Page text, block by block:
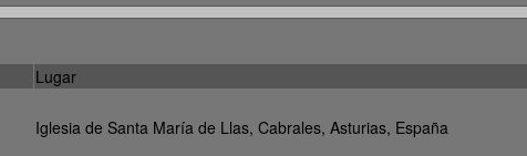
Lugar
Iglesia de Santa María de Llas, Cabrales, Asturias, España